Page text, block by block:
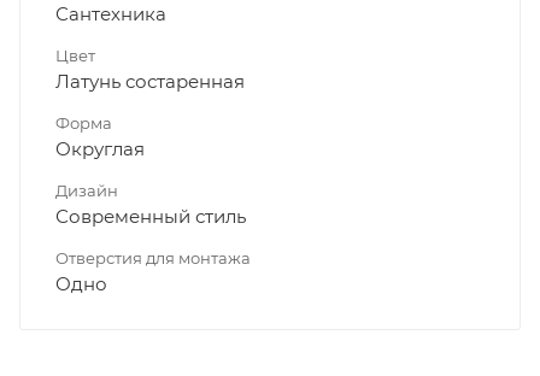
Сантехника
Цвет
Латунь состаренная
Форма
Округлая
Дизайн
Современный стиль
Отверстия для монтажа
Одно